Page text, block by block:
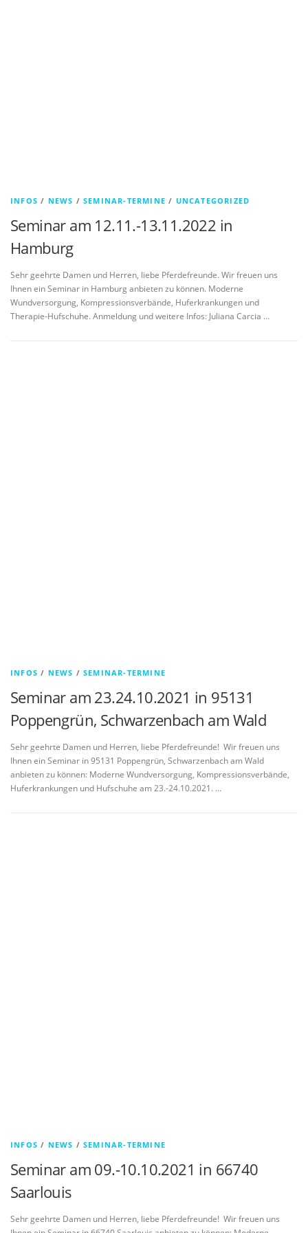
INFOS / NEWS /SEMINAR-TERMINE / UNCATEGORIZED
Seminar am 12.11.-13.11.2022 in
Hamburg
Sehr geehrte Damen und Herren, liebe Pferdefreunde. Wir freuen uns
Ihnen ein Seminar in Hamburg anbieten zu können. Moderne
Wundversorgung, Kompressionsverbände, Huferkrankungen und
Therapie-Hufschuhe. Anmeldung und weitere Infos: Juliana Carcia …
INFOS / NEWS /SEMINAR-TERMINE
Seminar am 23.24.10.2021 in 95131
Poppengrün, Schwarzenbach am Wald
Sehr geehrte Damen und Herren, liebe Pferdefreunde! Wir freuen uns
Ihnen ein Seminar in 95131 Poppengrün, Schwarzenbach am Wald
anbieten zu können: Moderne Wundversorgung, Kompressionsverbände,
Huferkrankungen und Hufschuhe am 23.-24.10.2021. …
INFOS / NEWS /SEMINAR-TERMINE
Seminar am 09.-10.10.2021 in 66740
Saarlouis
Sehr geehrte Damen und Herren, liebe Pferdefreunde! Wir freuen uns